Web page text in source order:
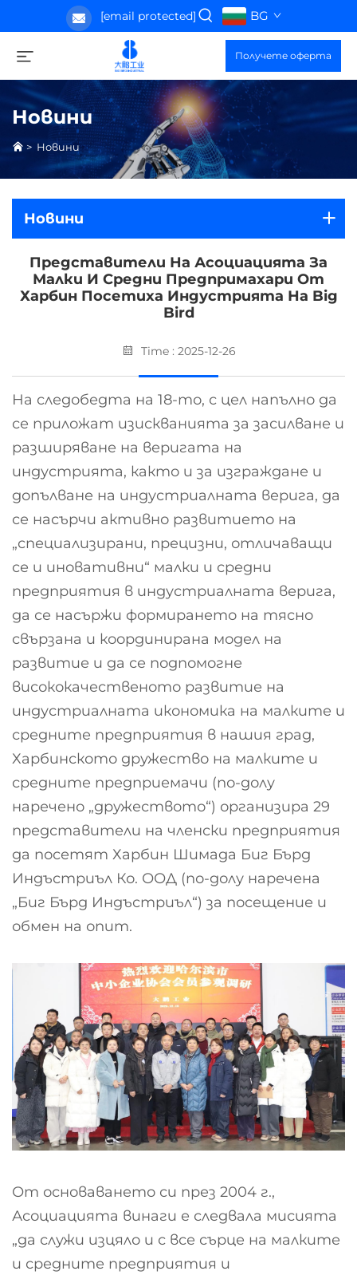
[email protected] BG
Получете оферта
Новини
> Новини
Новини
Представители На Асоциацията За
Малки И Средни Предпримахари От
Харбин Посетиха Индустрията На Big
Bird
Time : 2025-12-26
На следобедта на 18-то, с цел напълно да
се приложат изискванията за засилване и
разширяване на веригата на
индустрията, както и за изграждане и
допълване на индустриалната верига, да
се насърчи активно развитието на
„специализирани, прецизни, отличаващи
се и иновативни“ малки и средни
предприятия в индустриалната верига,
да се насържи формирането на тясно
свързана и координирана модел на
развитие и да се подпомогне
висококачественото развитие на
индустриалната икономика на малките и
средните предприятия в нашия град,
Харбинското дружество на малките и
средните предприемачи (по-долу
наречено „дружеството“) организира 29
представители на членски предприятия
да посетят Харбин Шимада Биг Бърд
Индъстриъл Ко. ООД (по-долу наречена
„Биг Бърд Индъстриъл“) за посещение и
обмен на опит.
От основаването си през 2004 г.,
Асоциацията винаги е следвала мисията
„да служи изцяло и с все сърце на малките
и средните предприятия и